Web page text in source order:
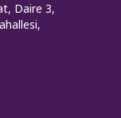
Daire 3,